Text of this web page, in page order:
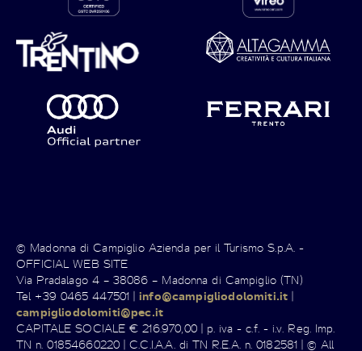
© Madonna di Campiglio Azienda per il Turismo S.p.A. -
OFFICIAL WEB SITE
Via Pradalago 4 – 38086 – Madonna di Campiglio (TN)
Tel +39 0465 447501 |info@campigliodolomiti.it |
campigliodolomiti@pec.it
CAPITALE SOCIALE € 216.970,00 | p. iva - c.f. - i.v. Reg. Imp.
TN n. 01854660220 | C.C.I.A.A. di TN R.E.A. n. 0182581 | © All